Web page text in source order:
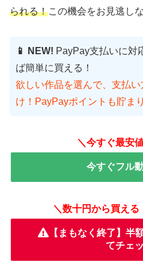
られる！この機会をお見逃しな
📱 NEW! PayPay支払いに対
ば簡単に買える！
欲しい作品を選んで、支払
け！PayPayポイントも貯ま
＼今すぐ最安
今すぐフル
＼数十円から買える
【まもなく終了】半
てチェ